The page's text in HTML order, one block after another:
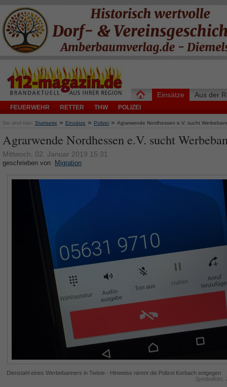
Einsätze
FEUERWEHR RETTER THW POLIZEI
Aus der
Sie sind hier: Startseite » Einsätze » Polizei » Agrarwende Nordhessen e.V. sucht
Agrarwende Nordhessen e.V. sucht
Mittwoch, 02. Januar 2019 15:31
geschrieben von Migration
Dienstahl eines Werbebanners in Twiste - Hinweise nimmt die Polizei Korbach entgegen
Symbolfoto: